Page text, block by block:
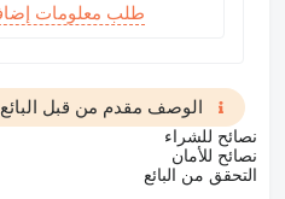
طلب معلومات
الوصف مقدم من قبل
نصائح للشراء
نصائح للأمان
التحقق من البائع